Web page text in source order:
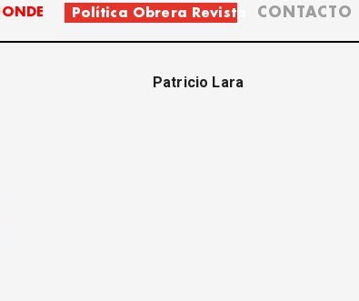
Política Obrera Revista CONTACTO
Patricio Lara